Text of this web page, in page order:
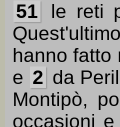
51
le reti
hanno
e 2 da
Montipò,
occasioni